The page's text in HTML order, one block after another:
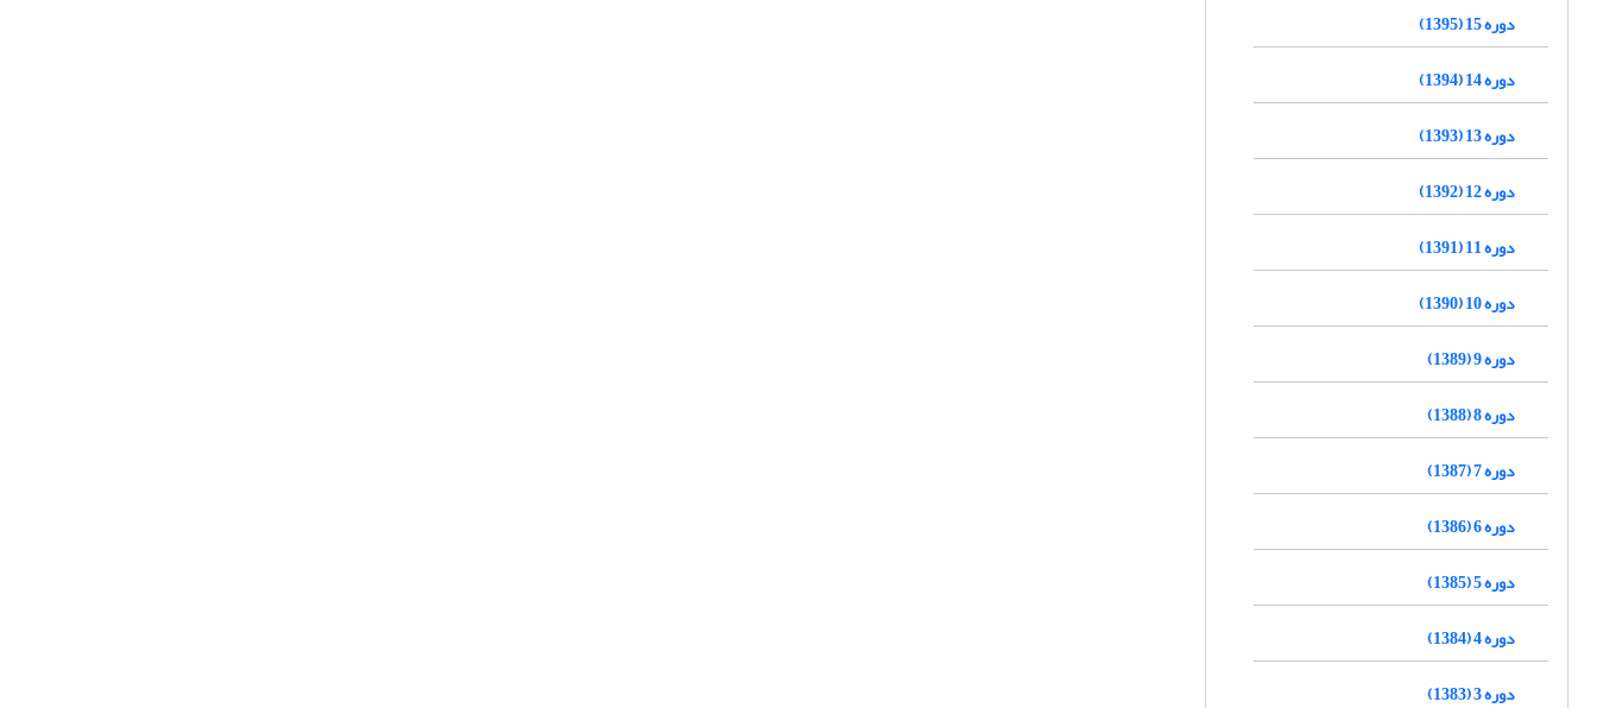
دوره 15 (1395)
دوره 14 (1394)
دوره 13 (1393)
دوره 12 (1392)
دوره 11 (1391)
دوره 10 (1390)
دوره 9 (1389)
دوره 8 (1388)
دوره 7 (1387)
دوره 6 (1386)
دوره 5 (1385)
دوره 4 (1384)
دوره 3 (1383)